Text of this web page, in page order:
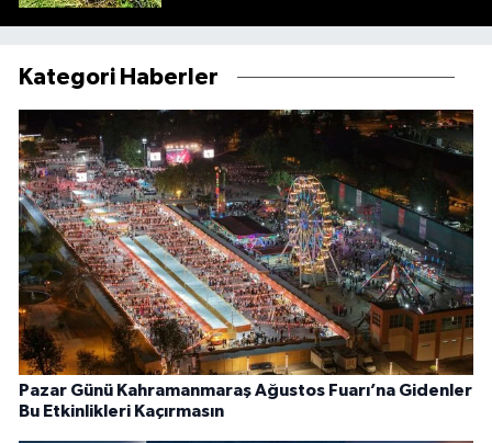
Kategori Haberler
Pazar Günü Kahramanmaraş Ağustos Fuarı’na Gidenler
Bu Etkinlikleri Kaçırmasın